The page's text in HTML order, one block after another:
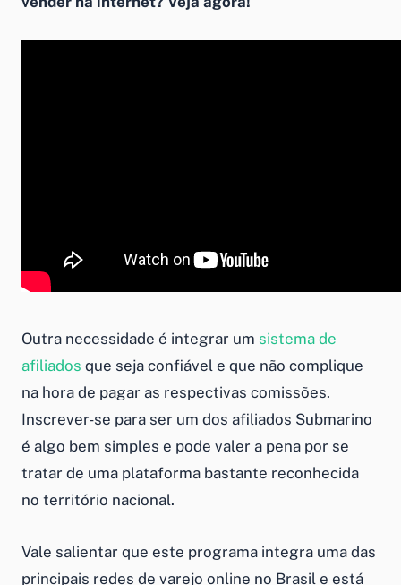
Outra necessidade é integrar um sistema de
afiliados que seja confiável e que não complique
na hora de pagar as respectivas comissões.
Inscrever-se para ser um dos afiliados Submarino
é algo bem simples e pode valer a pena por se
tratar de uma plataforma bastante reconhecida
no território nacional.
Vale salientar que este programa integra uma das
principais redes de varejo online no Brasil e está